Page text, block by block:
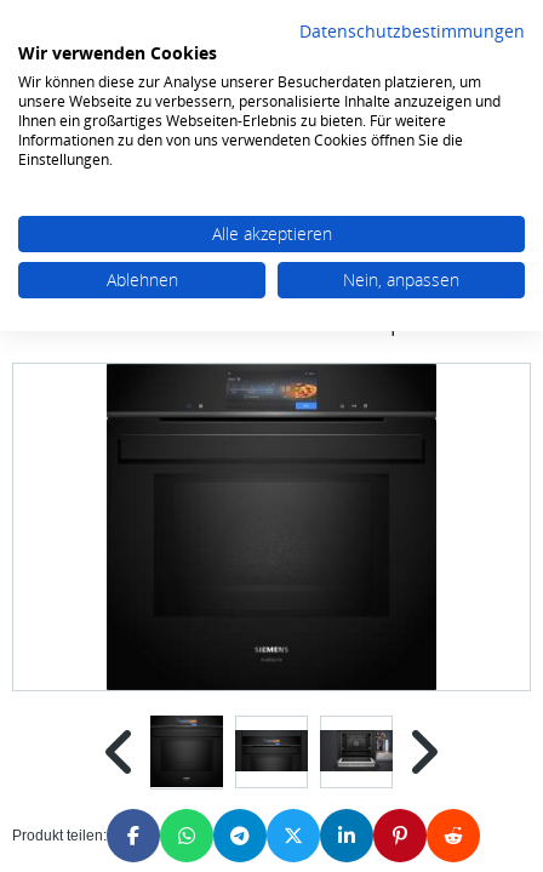
0
Kochen & Backen Backöfen
SIEMENS studioLine HN 978 GQB1 studioLine
Produkt teilen:
Datenschutzbestimmungen
Wir verwenden Cookies
Wir können diese zur Analyse unserer Besucherdaten platzieren, um
unsere Webseite zu verbessern, personalisierte Inhalte anzuzeigen und
Ihnen ein großartiges Webseiten-Erlebnis zu bieten. Für weitere
Informationen zu den von uns verwendeten Cookies öffnen Sie die
Einstellungen.
Alle akzeptieren
Ablehnen
Nein, anpassen